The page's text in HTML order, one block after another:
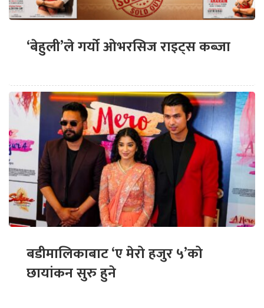
‘बेहुली’ले गर्यो ओभरसिज राइट्स कब्जा
बडीमालिकाबाट ‘ए मेरो हजुर ५’को
छायांकन सुरु हुने